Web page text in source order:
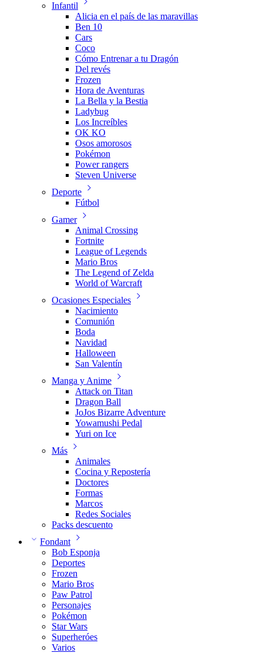
Infantil
Alicia en el país de las maravillas
Ben 10
Cars
Coco
Cómo Entrenar a tu Dragón
Del revés
Frozen
Hora de Aventuras
La Bella y la Bestia
Ladybug
Los Increíbles
OK KO
Osos amorosos
Pokémon
Power rangers
Steven Universe
Deporte
Fútbol
Gamer
Animal Crossing
Fortnite
League of Legends
Mario Bros
The Legend of Zelda
World of Warcraft
Ocasiones Especiales
Nacimiento
Comunión
Boda
Navidad
Halloween
San Valentín
Manga y Anime
Attack on Titan
Dragon Ball
JoJos Bizarre Adventure
Yowamushi Pedal
Yuri on Ice
Más
Animales
Cocina y Repostería
Doctores
Formas
Marcos
Redes Sociales
Packs descuento
Fondant
Bob Esponja
Deportes
Frozen
Mario Bros
Paw Patrol
Personajes
Pokémon
Star Wars
Superheróes
Varios